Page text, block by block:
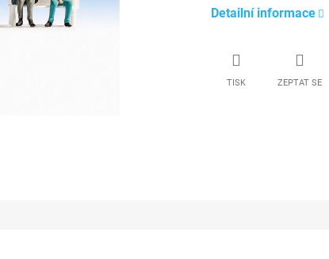
Detailní informace
TISK ZEPTAT SE